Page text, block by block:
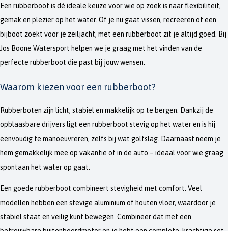
Een rubberboot is dé ideale keuze voor wie op zoek is naar flexibiliteit,
gemak en plezier op het water. Of je nu gaat vissen, recreëren of een
bijboot zoekt voor je zeiljacht, met een rubberboot zit je altijd goed. Bij
Jos Boone Watersport helpen we je graag met het vinden van de
perfecte rubberboot die past bij jouw wensen.
Waarom kiezen voor een rubberboot?
Rubberboten zijn licht, stabiel en makkelijk op te bergen. Dankzij de
opblaasbare drijvers ligt een rubberboot stevig op het water en is hij
eenvoudig te manoeuvreren, zelfs bij wat golfslag. Daarnaast neem je
hem gemakkelijk mee op vakantie of in de auto – ideaal voor wie graag
spontaan het water op gaat.
Een goede rubberboot combineert stevigheid met comfort. Veel
modellen hebben een stevige aluminium of houten vloer, waardoor je
stabiel staat en veilig kunt bewegen. Combineer dat met een